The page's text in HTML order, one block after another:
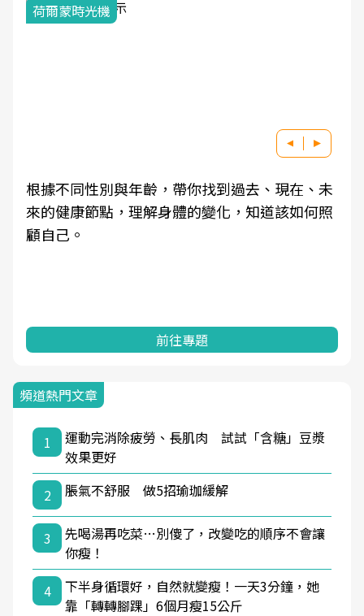
荷爾蒙時光機
根據不同性別與年齡，帶你找到過去、現在、未
來的健康節點，理解身體的變化，知道該如何照
顧自己。
前往專題
頻道熱門文章
1
運動完消除疲勞、長肌肉 試試「含糖」豆漿
效果更好
2
脹氣不舒服 做5招瑜珈緩解
3
先喝湯再吃菜…別傻了，改變吃的順序不會讓
你瘦！
4
下半身循環好，自然就變瘦！一天3分鐘，她
靠「轉轉腳踝」6個月瘦15公斤